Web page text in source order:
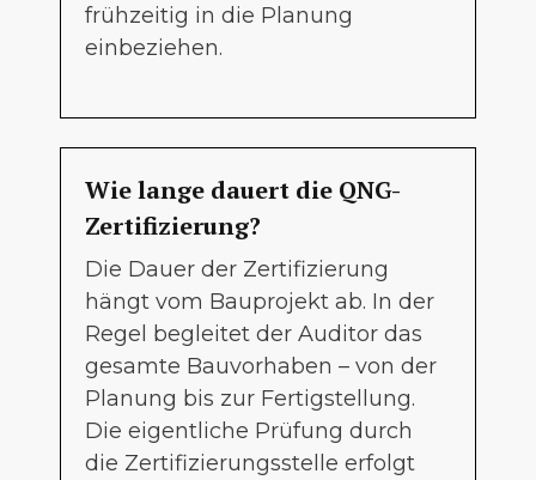
frühzeitig in die Planung
einbeziehen.
Wie lange dauert die QNG-
Zertifizierung?
Die Dauer der Zertifizierung
hängt vom Bauprojekt ab. In der
Regel begleitet der Auditor das
gesamte Bauvorhaben – von der
Planung bis zur Fertigstellung.
Die eigentliche Prüfung durch
die Zertifizierungsstelle erfolgt